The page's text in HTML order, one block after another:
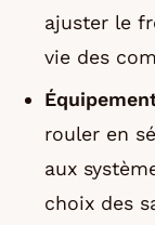
ajuster le
vie des
rouler en
aux
choix des